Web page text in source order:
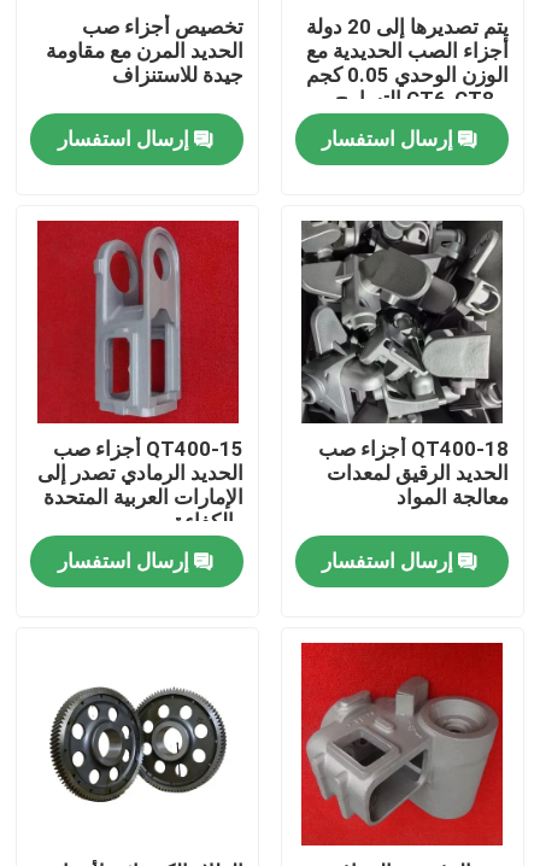
بيت
منتجات
أشرطة فيديو
معلومات عنا
جولة في المعمل
رقابة جودة
أخبار
اطلب اقتباس
أجزاء صب المعادن
يتم تصديرها إلى 20 دولة
أجزاء الصب الحديدية مع
الوزن الوحدي 0.05 كجم
إرسال استفسار
تخصيص أجزاء صب
الحديد المرن مع مقاومة
جيدة للاستنزاف
إرسال استفسار
QT400-18 أجزاء صب
الحديد الرقيق لمعدات
معالجة المواد
إرسال استفسار
QT400-15 أجزاء صب
الحديد الرمادي تصدر إلى
الإمارات العربية المتحدة
والكفاءة
إرسال استفسار